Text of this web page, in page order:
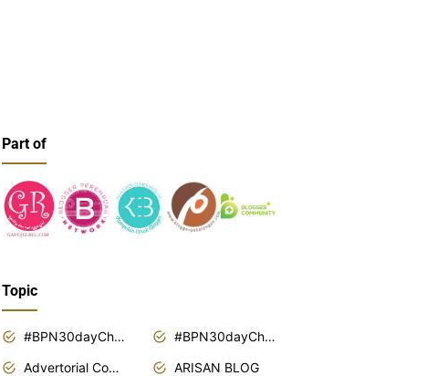
Part of
Topic
#BPN30dayChallenge2018
#BPN30dayChallenge2019
Advertorial Content
ARISAN BLOG